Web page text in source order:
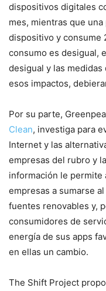
dispositivos digitales
mes, mientras que
dispositivo y consume
consumo es desigual,
desigual y las
esos impactos,
Por su parte,
Clean, investiga para
Internet y las
empresas del rubro y
información le permite
empresas a sumarse
fuentes renovables y,
consumidores de
energía de sus apps
en ellas un cambio.
The Shift Project